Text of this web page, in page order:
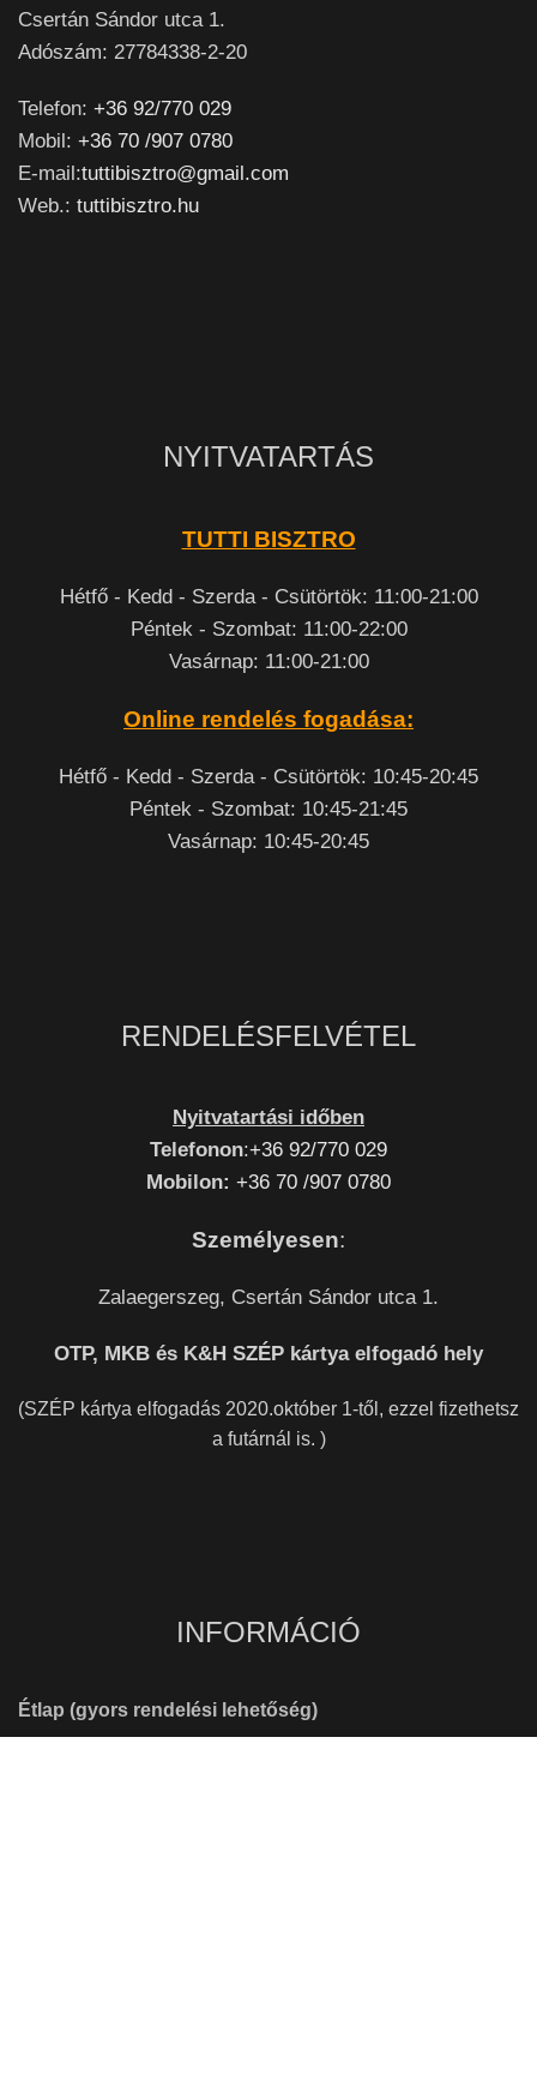
Csertán Sándor utca 1.
Adószám: 27784338-2-20
Telefon: +36 92/770 029
Mobil: +36 70 /907 0780
E-mail:tuttibisztro@gmail.com
Web.: tuttibisztro.hu
NYITVATARTÁS
TUTTI BISZTRO
Hétfő - Kedd - Szerda - Csütörtök: 11:00-21:00
Péntek - Szombat: 11:00-22:00
Vasárnap: 11:00-21:00
Online rendelés fogadása:
Hétfő - Kedd - Szerda - Csütörtök: 10:45-20:45
Péntek - Szombat: 10:45-21:45
Vasárnap: 10:45-20:45
RENDELÉSFELVÉTEL
Nyitvatartási időben
Telefonon:+36 92/770 029
Mobilon: +36 70 /907 0780
Személyesen:
Zalaegerszeg, Csertán Sándor utca 1.
OTP, MKB és K&H SZÉP kártya elfogadó hely
(SZÉP kártya elfogadás 2020.október 1-től, ezzel fizethetsz
a futárnál is. )
INFORMÁCIÓ
Étlap (gyors rendelési lehetőség)